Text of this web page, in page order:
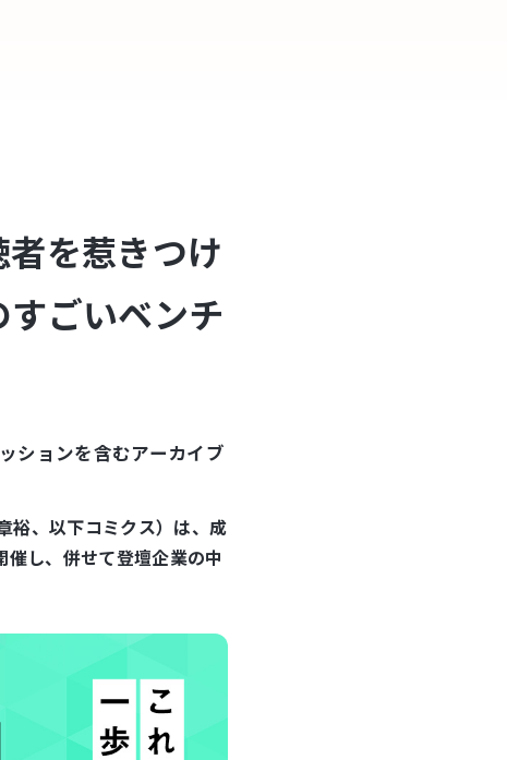
者を惹きつけ
ごいベンチ
ションを含むアーカイブ
裕、以下コミクス）は、成
し、併せて登壇企業の中